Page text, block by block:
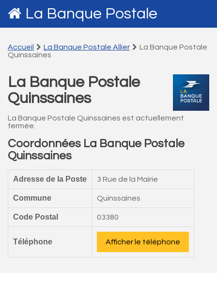
La Banque Postale
Accueil La Banque Postale Allier
La Banque Postale
Quinssaines
La Banque Postale
Quinssaines
La Banque Postale Quinssaines est actuellement
fermée.
Coordonnées La Banque Postale
Quinssaines
Adresse de la Poste 3 Rue de la Mairie
Commune Quinssaines
Code Postal 03380
Téléphone Afficher le téléphone